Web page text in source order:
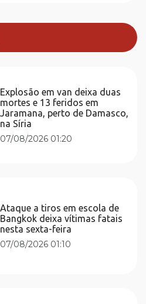
Explosão em van deixa duas
mortes e 13 feridos em
Jaramana, perto de Damasco,
na Síria
07/08/2026 01:20
Ataque a tiros em escola de
Bangkok deixa vítimas fatais
nesta sexta-feira
07/08/2026 01:10